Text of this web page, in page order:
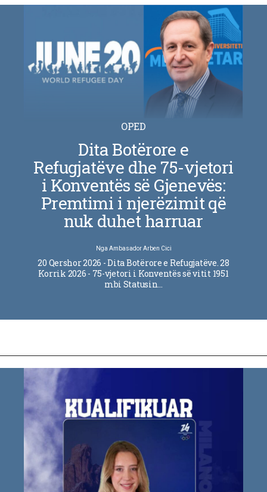
OPED
Dita Botërore e
Refugjatëve dhe 75-vjetori
i Konventës së Gjenevës:
Premtimi i njerëzimit që
nuk duhet harruar
Nga Ambasador Arben Cici
20 Qershor 2026 - Dita Botërore e Refugjatëve. 28
Korrik 2026 - 75-vjetori i Konventës së vitit 1951
mbi Statusin…